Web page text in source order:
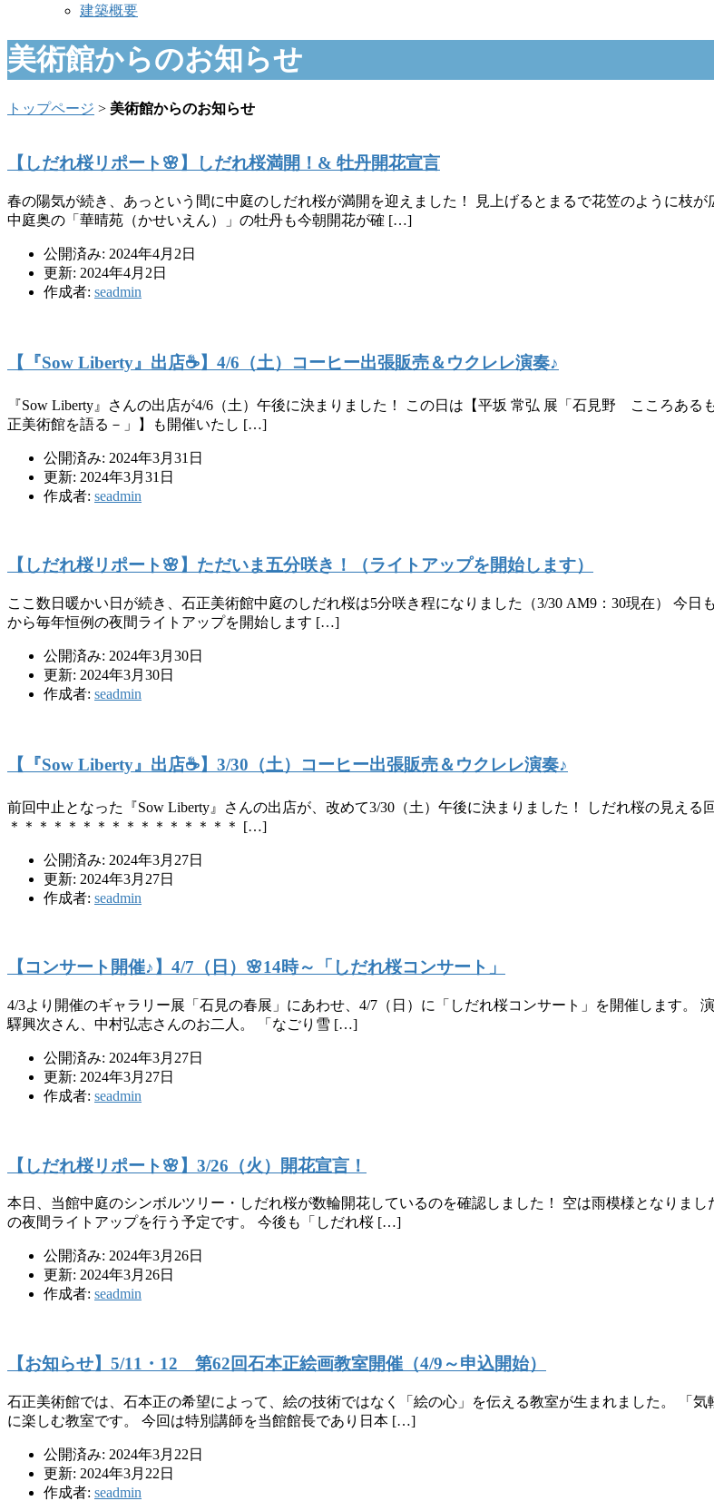
建築概要
美術館からのお知らせ
トップページ > 美術館からのお知らせ
【しだれ桜リポート🌸】しだれ桜満開！& 牡丹開花宣言
春の陽気が続き、あっという間に中庭のしだれ桜が満開を迎えました！ 見上げるとまるで花笠のように枝
中庭奥の「華晴苑（かせいえん）」の牡丹も今朝開花が確 […]
公開済み: 2024年4月2日
更新: 2024年4月2日
作成者: seadmin
【『Sow Liberty』出店☕️】4/6（土）コーヒー出張販売＆ウクレレ演奏♪
『Sow Liberty』さんの出店が4/6（土）午後に決まりました！ この日は【平坂 常弘 展「石見野 こころあ
正美術館を語る－」】も開催いたし […]
公開済み: 2024年3月31日
更新: 2024年3月31日
作成者: seadmin
【しだれ桜リポート🌸】ただいま五分咲き！（ライトアップを開始します）
ここ数日暖かい日が続き、石正美術館中庭のしだれ桜は5分咲き程になりました（3/30 AM9：30現在） 今
から毎年恒例の夜間ライトアップを開始します […]
公開済み: 2024年3月30日
更新: 2024年3月30日
作成者: seadmin
【『Sow Liberty』出店☕️】3/30（土）コーヒー出張販売＆ウクレレ演奏♪
前回中止となった『Sow Liberty』さんの出店が、改めて3/30（土）午後に決まりました！ しだれ桜の見え
＊＊＊＊＊＊＊＊＊＊＊＊＊＊＊＊ […]
公開済み: 2024年3月27日
更新: 2024年3月27日
作成者: seadmin
【コンサート開催​♪】4/7（日）🌸14時～「しだれ桜コンサート」
4/3より開催のギャラリー展「石見の春展」にあわせ、4/7（日）に「しだれ桜コンサート」を開催します。
驛興次さん、中村弘志さんのお二人。 「なごり雪 […]
公開済み: 2024年3月27日
更新: 2024年3月27日
作成者: seadmin
【しだれ桜リポート🌸】3/26（火）開花宣言！
本日、当館中庭のシンボルツリー・しだれ桜が数輪開花しているのを確認しました！ 空は雨模様となりま
の夜間ライトアップを行う予定です。 今後も「しだれ桜 […]
公開済み: 2024年3月26日
更新: 2024年3月26日
作成者: seadmin
【お知らせ】5/11・12 第62回石本正絵画教室開催（4/9～申込開始）
石正美術館では、石本正の希望によって、絵の技術ではなく「絵の心」を伝える教室が生まれました。 「
に楽しむ教室です。 今回は特別講師を当館館長であり日本 […]
公開済み: 2024年3月22日
更新: 2024年3月22日
作成者: seadmin